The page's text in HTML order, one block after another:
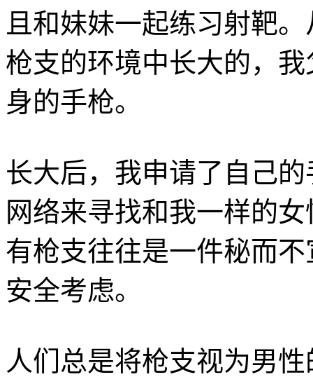
且和妹妹一起练习射靶
枪支的环境中长大的，
身的手枪。
长大后，我申请了自己
网络来寻找和我一样的
有枪支往往是一件秘而
安全考虑。
人们总是将枪支视为男